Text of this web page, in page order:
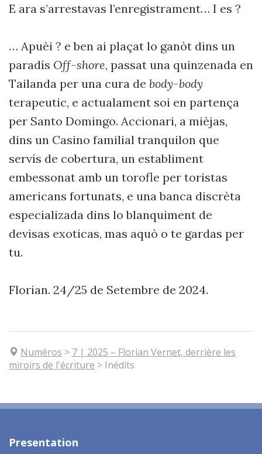
E ara s’arrestavas l’enregistrament… I es ?
… Apuèi ? e ben ai plaçat lo ganòt dins un
paradís Off-shore, passat una quinzenada en
Tailanda per una cura de body-body
terapeutic, e actualament soi en partença
per Santo Domingo. Accionari, a mièjas,
dins un Casino familial tranquilon que
servís de cobertura, un establiment
embessonat amb un torofle per toristas
americans fortunats, e una banca discrèta
especializada dins lo blanquiment de
devisas exoticas, mas aquò o te gardas per
tu.
Florian. 24/25 de Setembre de 2024.
Numéros > 7 | 2025 – Florian Vernet, derrière les
miroirs de l'écriture > Inédits
Presentation